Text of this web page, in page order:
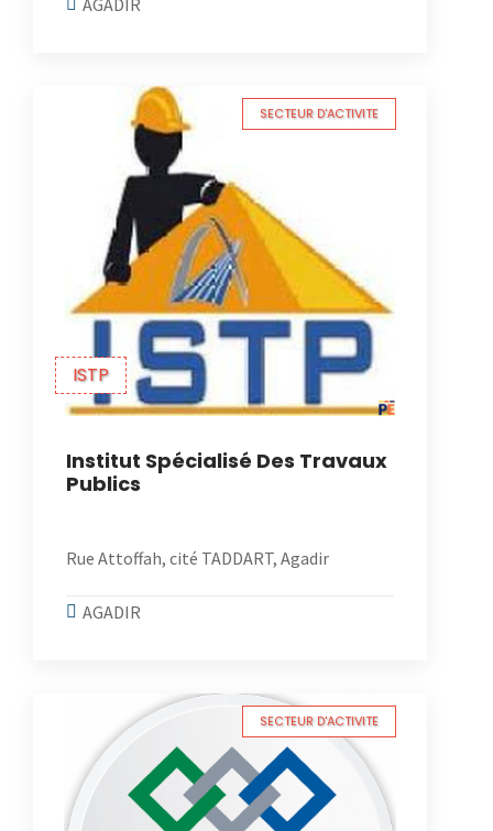
AGADIR
ISTP
SECTEUR D'ACTIVITE
Institut Spécialisé Des Travaux
Publics
Rue Attoffah, cité TADDART, Agadir
AGADIR
SECTEUR D'ACTIVITE